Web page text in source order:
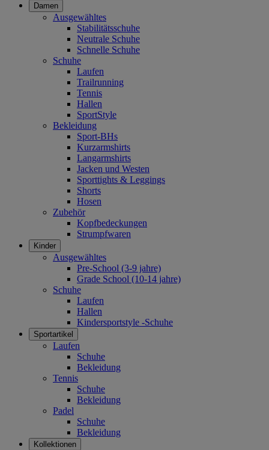
Damen
Ausgewähltes
Stabilitätsschuhe
Neutrale Schuhe
Schnelle Schuhe
Schuhe
Laufen
Trailrunning
Tennis
Hallen
SportStyle
Bekleidung
Sport-BHs
Kurzarmshirts
Langarmshirts
Jacken und Westen
Sporttights & Leggings
Shorts
Hosen
Zubehör
Kopfbedeckungen
Strumpfwaren
Kinder
Ausgewähltes
Pre-School (3-9 jahre)
Grade School (10-14 jahre)
Schuhe
Laufen
Hallen
Kindersportstyle -Schuhe
Sportartikel
Laufen
Schuhe
Bekleidung
Tennis
Schuhe
Bekleidung
Padel
Schuhe
Bekleidung
Kollektionen